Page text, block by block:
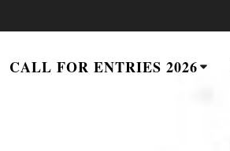
CALL FOR ENTRIES 2026